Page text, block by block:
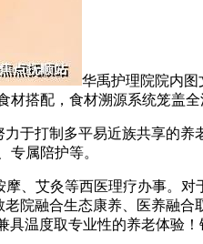
华禹护理院院内图
搭配，食材溯源系统笼盖全
打制多平易近族共享的养
专属陪护等。
艾灸等西医理疗办事。对
院融合生态康养、医养融
温度取专业性的养老体验！